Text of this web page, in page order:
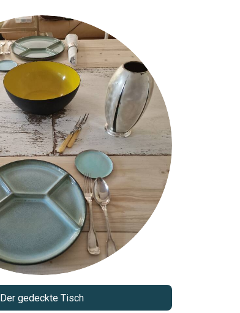
Der gedeckte Tisch